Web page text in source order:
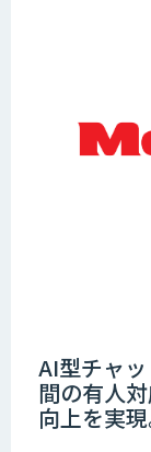
AI型チャ
間の有人
向上を実